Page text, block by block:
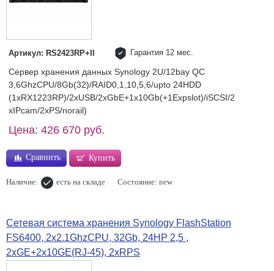
Артикул: RS2423RP+II Гарантия 12 мес.
Сервер хранения данных Synology 2U/12bay QC
3,6GhzCPU/8Gb(32)/RAID0,1,10,5,6/upto 24HDD
(1xRX1223RP)/2xUSB/2xGbE+1x10Gb(+1Expslot)/iSCSI/2
xIPcam/2xPS/norail)
Цена: 426 670 руб.
Сравнить Купить
Наличие: есть на складе Состояние: new
Сетевая система хранения Synology FlashStation
FS6400, 2x2.1GhzCPU, 32Gb, 24HP 2,5 ,
2xGE+2x10GE(RJ-45), 2xRPS